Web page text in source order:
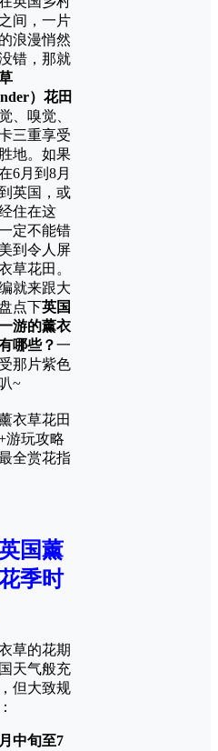
间，一片
浪漫悄然
错，那就
）花田
嗅觉、
三重享受
地。如果
6月到8月
英国，或
住在这
定不能错
到令人屏
草花田。
就来跟大
点下英国
游的薰衣
哪些？一
那片紫色
~
国薰
季时
草的花期
天气般充
但大致规
中旬至7